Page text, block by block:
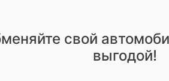
свой
выгодой!